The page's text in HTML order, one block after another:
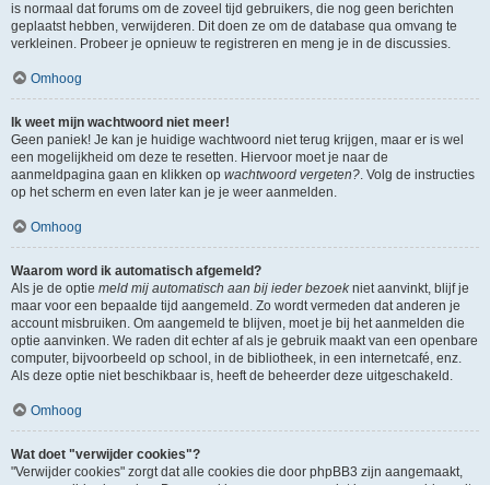
is normaal dat forums om de zoveel tijd gebruikers, die nog geen berichten
geplaatst hebben, verwijderen. Dit doen ze om de database qua omvang te
verkleinen. Probeer je opnieuw te registreren en meng je in de discussies.
Omhoog
Ik weet mijn wachtwoord niet meer!
Geen paniek! Je kan je huidige wachtwoord niet terug krijgen, maar er is wel
een mogelijkheid om deze te resetten. Hiervoor moet je naar de
aanmeldpagina gaan en klikken op wachtwoord vergeten?. Volg de instructies
op het scherm en even later kan je je weer aanmelden.
Omhoog
Waarom word ik automatisch afgemeld?
Als je de optie meld mij automatisch aan bij ieder bezoekniet aanvinkt, blijf je
maar voor een bepaalde tijd aangemeld. Zo wordt vermeden dat anderen je
account misbruiken. Om aangemeld te blijven, moet je bij het aanmelden die
optie aanvinken. We raden dit echter af als je gebruik maakt van een openbare
computer, bijvoorbeeld op school, in de bibliotheek, in een internetcafé, enz.
Als deze optie niet beschikbaar is, heeft de beheerder deze uitgeschakeld.
Omhoog
Wat doet "verwijder cookies"?
"Verwijder cookies" zorgt dat alle cookies die door phpBB3 zijn aangemaakt,